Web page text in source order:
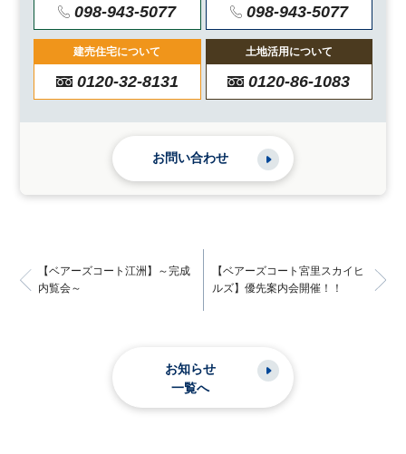
098-943-5077 098-943-5077
建売住宅について
0120-32-8131
土地活用について
0120-86-1083
お問い合わせ
【ベアーズコート江洲】～完成
内覧会～
【ベアーズコート宮里スカイヒ
ルズ】優先案内会開催！！
お知らせ
一覧へ